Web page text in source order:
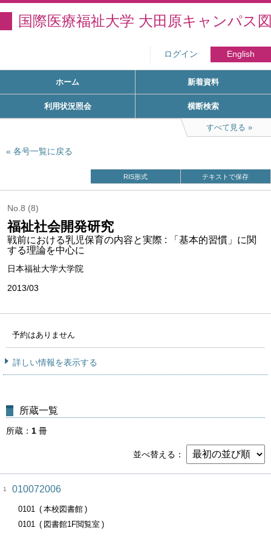
国際医療福祉大学 大田原キャンパス
ログイン English
ホーム 新着資料
利用状況照会 横断検索
すべて見る
各号一覧に戻る
RIS形式 テキストで保存
No.8 (8)
福祉社会開発研究
戦前における乳児保育の内容と実際 : 「基本的習慣」に関
する理論を中心に
日本福祉大学大学院
2013/03
予約はありません
詳しい情報を表示する
所蔵一覧
所蔵 1 冊
並べ替える
1 010072006
0101
本校図書館
0101
図書館1F閲覧室